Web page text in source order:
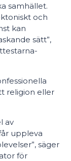
samhället.
och
kan
sätt”,
religion eller
av
uppleva
säger
för